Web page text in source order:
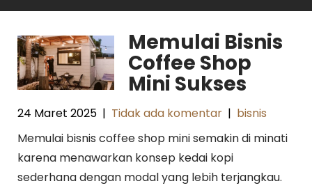
Memulai Bisnis
Coffee Shop
Mini Sukses
24 Maret 2025 | Tidak ada komentar | bisnis
Memulai bisnis coffee shop mini semakin di minati
karena menawarkan konsep kedai kopi
sederhana dengan modal yang lebih terjangkau.